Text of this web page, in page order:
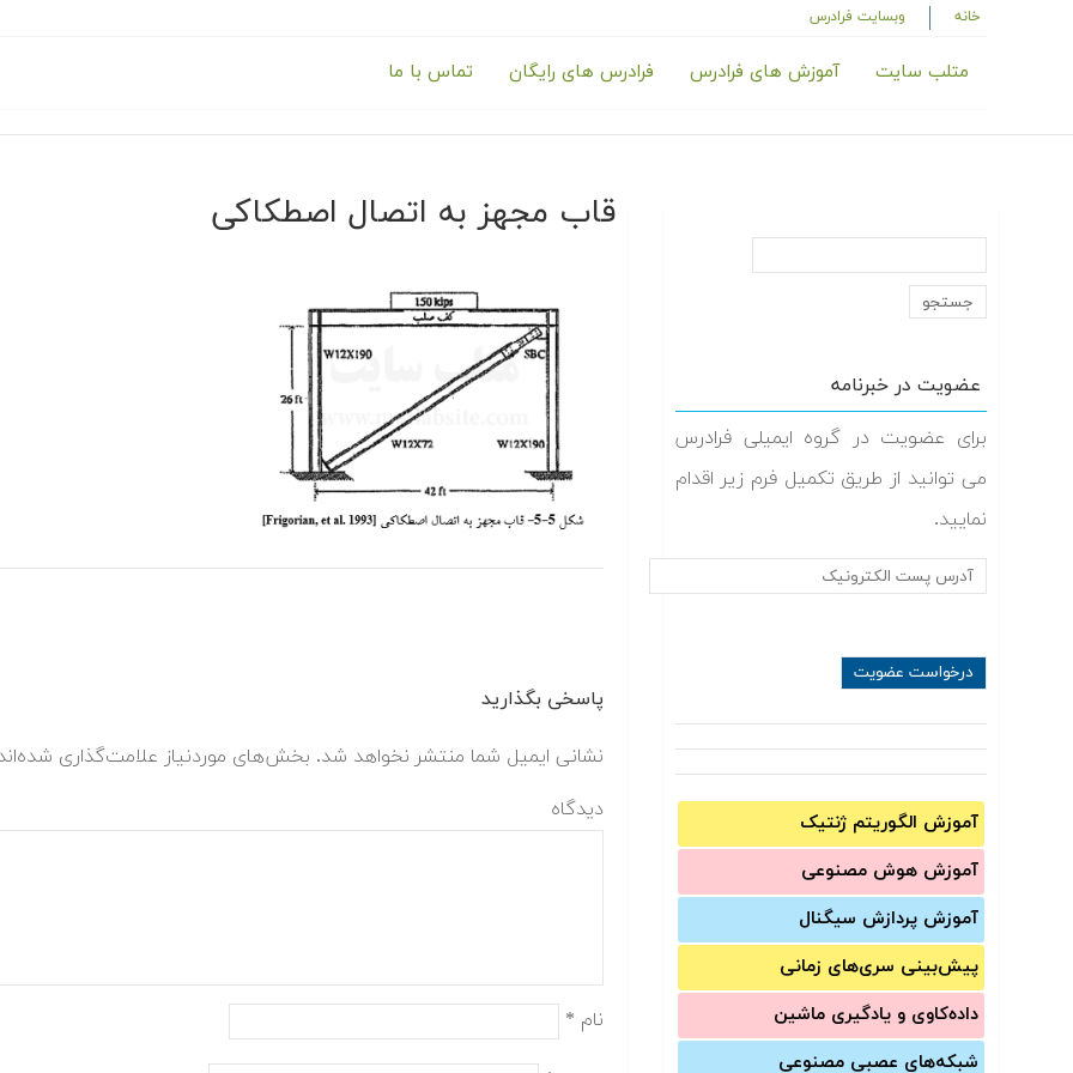
خانه وبسایت فرادرس
متلب سایت آموزش های فرادرس فرادرس های رایگان تماس با ما
عضویت در خبرنامه
برای عضویت در گروه ایمیلی فرادرس
می توانید از طریق تکمیل فرم زیر اقدام
نمایید.
آموزش الگوریتم ژنتیک
آموزش‌ هوش مصنوعی
آموزش‌ پردازش سیگنال
پیش‌‌بینی سری‌‌های زمانی
داده‌کاوی و یادگیری ماشین
شبکه‌های عصبی مصنوعی
قاب مجهز به اتصال اصطکاکی
پاسخی بگذارید
نشانی ایمیل شما منتشر نخواهد شد. بخش‌های موردنیاز علامت‌گذاری
دیدگاه
نام *